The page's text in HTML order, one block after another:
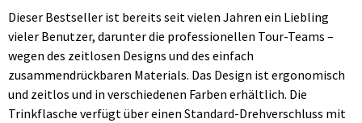
Dieser Bestseller ist bereits seit vielen Jahren ein Liebling
vieler Benutzer, darunter die professionellen Tour-Teams –
wegen des zeitlosen Designs und des einfach
zusammendrückbaren Materials. Das Design ist ergonomisch
und zeitlos und in verschiedenen Farben erhältlich. Die
Trinkflasche verfügt über einen Standard-Drehverschluss mit